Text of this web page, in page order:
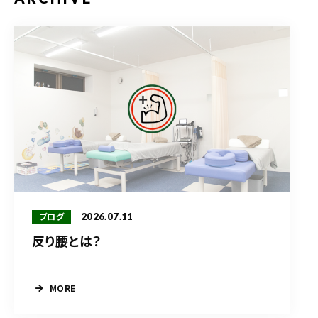
ブログ 2026.07.11
反り腰とは？
MORE